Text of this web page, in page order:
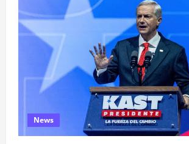
News